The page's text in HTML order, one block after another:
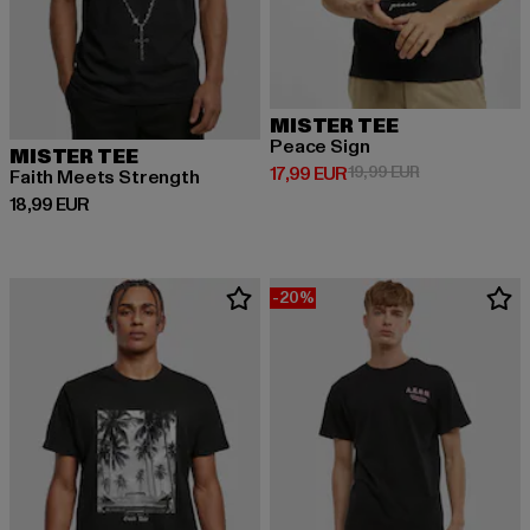
MISTER TEE
Faith Meets Strength
18,99 EUR
Derzeitiger Preis: 18,99 EUR
MISTER TEE
Peace Sign
17,99 EUR
Derzeitiger Preis: 17,99 EUR
19,99 EURAktionspreis:
-20%